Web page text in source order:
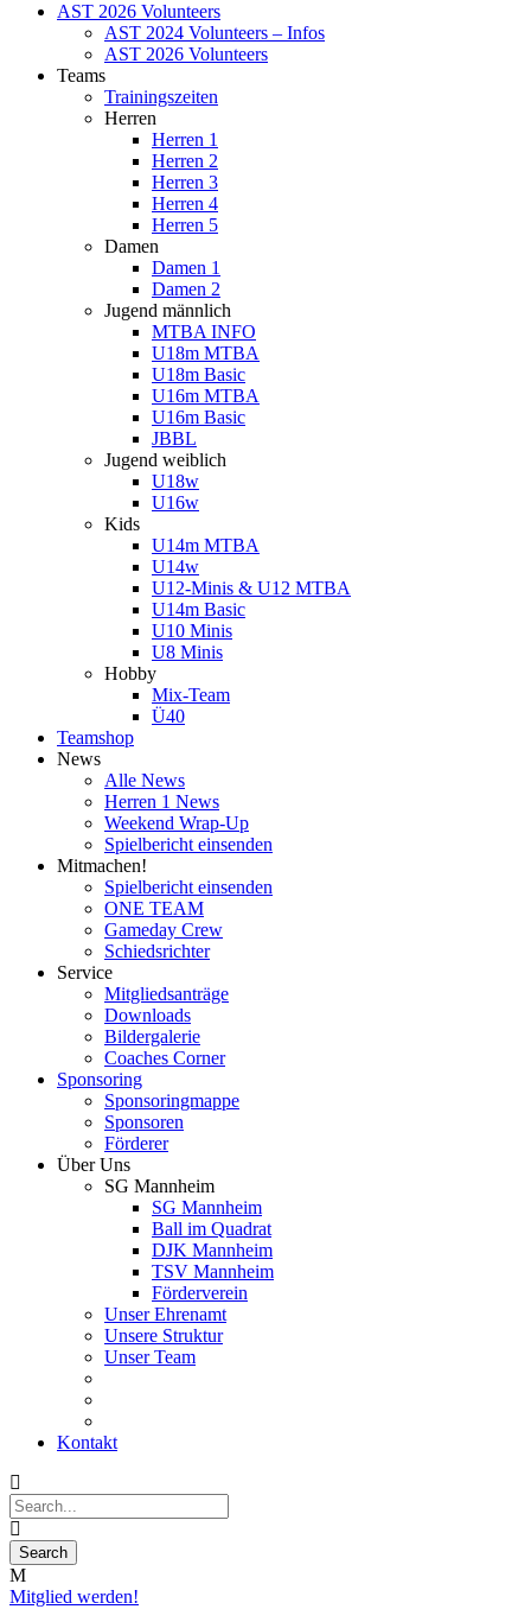
AST 2026 Volunteers
AST 2024 Volunteers – Infos
AST 2026 Volunteers
Teams
Trainingszeiten
Herren
Herren 1
Herren 2
Herren 3
Herren 4
Herren 5
Damen
Damen 1
Damen 2
Jugend männlich
MTBA INFO
U18m MTBA
U18m Basic
U16m MTBA
U16m Basic
JBBL
Jugend weiblich
U18w
U16w
Kids
U14m MTBA
U14w
U12-Minis & U12 MTBA
U14m Basic
U10 Minis
U8 Minis
Hobby
Mix-Team
Ü40
Teamshop
News
Alle News
Herren 1 News
Weekend Wrap-Up
Spielbericht einsenden
Mitmachen!
Spielbericht einsenden
ONE TEAM
Gameday Crew
Schiedsrichter
Service
Mitgliedsanträge
Downloads
Bildergalerie
Coaches Corner
Sponsoring
Sponsoringmappe
Sponsoren
Förderer
Über Uns
SG Mannheim
SG Mannheim
Ball im Quadrat
DJK Mannheim
TSV Mannheim
Förderverein
Unser Ehrenamt
Unsere Struktur
Unser Team
Kontakt
Mitglied werden!